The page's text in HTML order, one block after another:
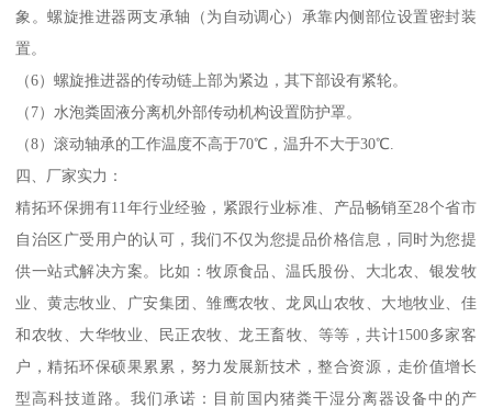
象。螺旋推进器两支承轴（为自动调心）承靠内侧部位设置密封装
置。
（6）螺旋推进器的传动链上部为紧边，其下部设有紧轮。
（7）水泡粪固液分离机外部传动机构设置防护罩。
（8）滚动轴承的工作温度不高于70℃，温升不大于30℃.
四、厂家实力：
精拓环保拥有11年行业经验，紧跟行业标准、产品畅销至28个省市
自治区广受用户的认可，我们不仅为您提品价格信息，同时为您提
供一站式解决方案。比如：牧原食品、温氏股份、大北农、银发牧
业、黄志牧业、广安集团、雏鹰农牧、龙凤山农牧、大地牧业、佳
和农牧、大华牧业、民正农牧、龙王畜牧、等等，共计1500多家客
户，精拓环保硕果累累，努力发展新技术，整合资源，走价值增长
型高科技道路。我们承诺：目前国内猪粪干湿分离器设备中的产